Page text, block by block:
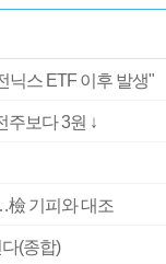
닉스 ETF 이후 발생"
주보다 3원 ↓
檢 기피와 대조
(종합)